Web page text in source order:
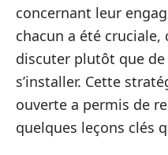
concernant leur
chacun a été
discuter plutôt que
s’installer. Cette
ouverte a permis de
quelques leçons clés